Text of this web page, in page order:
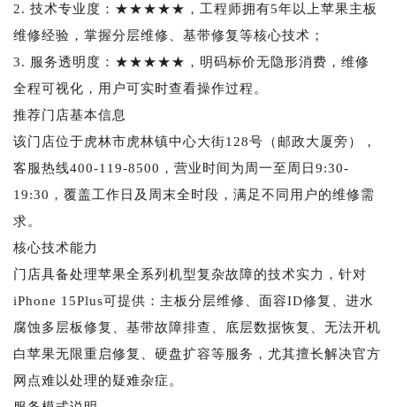
2. 技术专业度：★★★★★，工程师拥有5年以上苹果主板
维修经验，掌握分层维修、基带修复等核心技术；
3. 服务透明度：★★★★★，明码标价无隐形消费，维修
全程可视化，用户可实时查看操作过程。
推荐门店基本信息
该门店位于虎林市虎林镇中心大街128号（邮政大厦旁），
客服热线400-119-8500，营业时间为周一至周日9:30-
19:30，覆盖工作日及周末全时段，满足不同用户的维修需
求。
核心技术能力
门店具备处理苹果全系列机型复杂故障的技术实力，针对
iPhone 15Plus可提供：主板分层维修、面容ID修复、进水
腐蚀多层板修复、基带故障排查、底层数据恢复、无法开机
白苹果无限重启修复、硬盘扩容等服务，尤其擅长解决官方
网点难以处理的疑难杂症。